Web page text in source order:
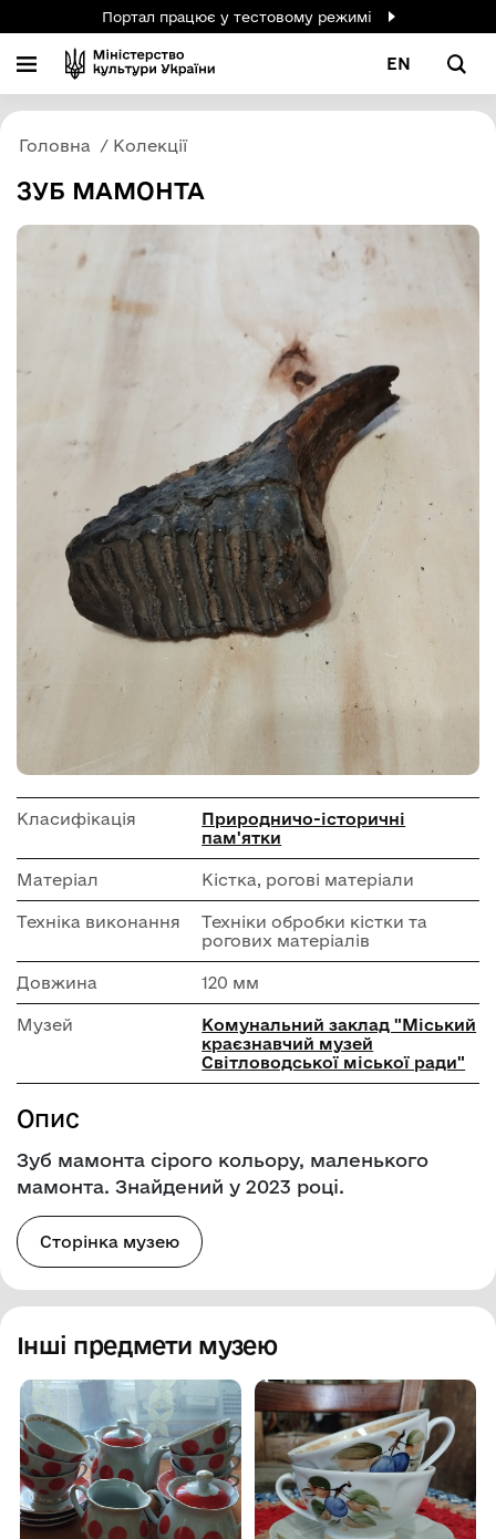
Портал працює у тестовому режимі
EN
Головна Колекції
ЗУБ МАМОНТА
Класифікація
Природничо-історичні
пам'ятки
Матеріал Кістка, рогові матеріали
Техніка виконання
Техніки обробки кістки та
рогових матеріалів
Довжина 120 мм
Музей
Комунальний заклад "Міський
краєзнавчий музей
Світловодської міської ради"
Опис
Зуб мамонта сірого кольору, маленького
мамонта. Знайдений у 2023 році.
Сторінка музею
Інші предмети музею